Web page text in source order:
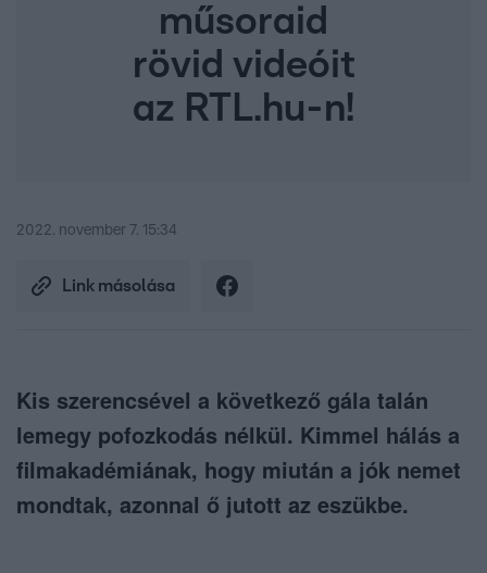
műsoraid
rövid videóit
az RTL.hu-n!
2022. november 7. 15:34
Link másolása
Kis szerencsével a következő gála talán
lemegy pofozkodás nélkül. Kimmel hálás a
filmakadémiának, hogy miután a jók nemet
mondtak, azonnal ő jutott az eszükbe.